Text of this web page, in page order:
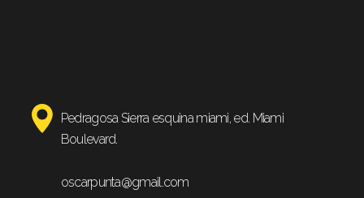
Pedragosa Sierra esquina miami, ed. Miami
Boulevard.
oscarpunta@gmail.com